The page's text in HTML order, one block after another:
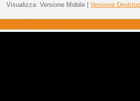
Visualizza: Versione Mobile| Versione Desktop